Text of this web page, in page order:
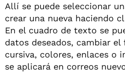
Allí se puede seleccionar
crear una nueva haciendo
En el cuadro de texto se
datos deseados, cambiar
cursiva, colores, enlaces o
se aplicará en correos